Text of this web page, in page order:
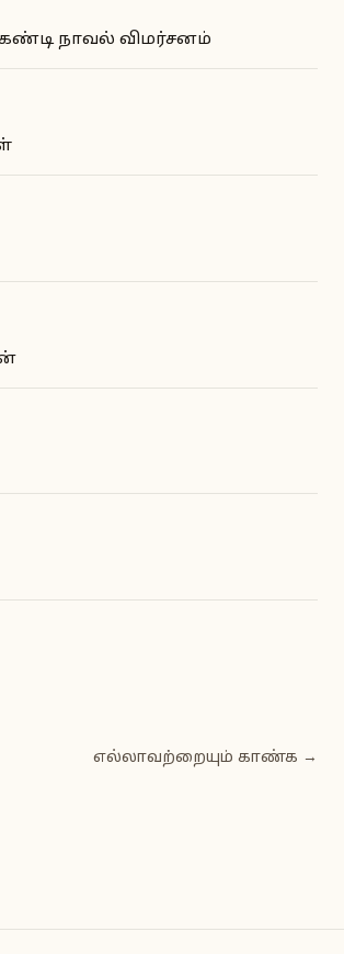
நாவல் விமர்சனம்
எல்லாவற்றையும் காண்க →